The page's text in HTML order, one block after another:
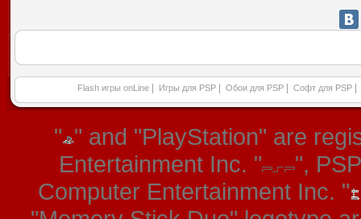
Flash игры onLine Игры для PSP Обои для PSP Софт для PSP
" " and "PlayStation" are
Entertainment Inc. "
",
Computer Entertainment Inc. "